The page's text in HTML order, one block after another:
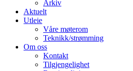
Arkiv
Aktuelt
Utleie
Våre møterom
Teknikk/strømming
Om oss
Kontakt
Tilgjengelighet